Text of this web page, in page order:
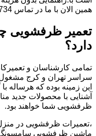
همین الان با ما در تماس 09109131734 آقای حبیب محمدی باشید
تعمیر ظرفشویی
دارد؟
تمامی کارشناسان و
سراسر تهران و کرج مشغول
این زمینه بوده که هرساله
آشنایی با محصولات جدید
ظرفشویی شما خواهند بود.
،تعمیرات ظرفشویی در
ماشین ظرفشویی